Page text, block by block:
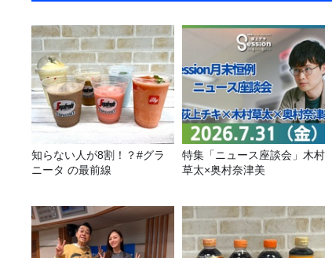
知らない人が8割！？#グラ
ニータ の最前線
特集「ニュース座談会」木村
草太×奥村奈津美